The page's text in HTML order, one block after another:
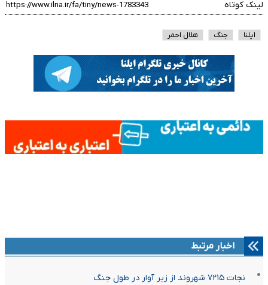
لینک کوتاه
ایلنا جنگ هلال احمر
اخبار مرتبط
نجات ۷۲۱۵ شهروند از زیر آوار در طول جنگ